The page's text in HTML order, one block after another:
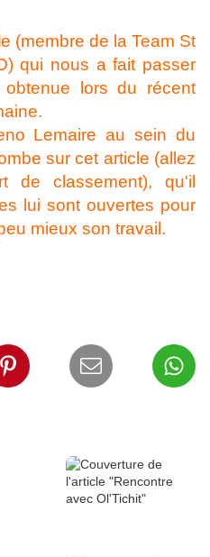
(membre de la Team St
qui nous a fait passer
lors du récent
Lemaire au sein du
sur cet article (allez
de classement), qu'il
lui sont ouvertes pour
mieux son travail.